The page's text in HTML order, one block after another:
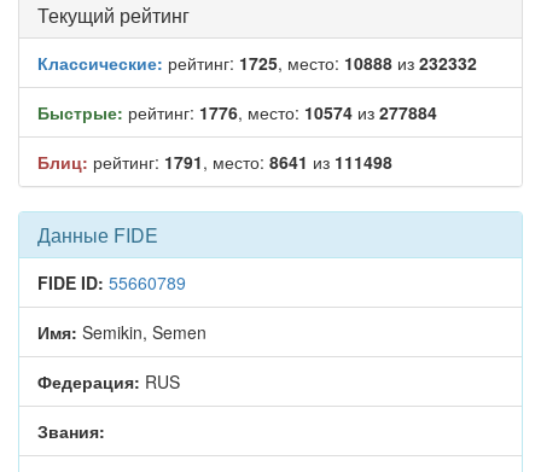
Текущий рейтинг
Классические: рейтинг: 1725, место: 10888 из 232332
Быстрые: рейтинг: 1776, место: 10574 из 277884
Блиц: рейтинг: 1791, место: 8641 из 111498
Данные FIDE
FIDE ID: 55660789
Имя: Semikin, Semen
Федерация: RUS
Звания: